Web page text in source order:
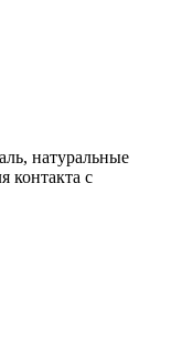
натуральные
контакта с